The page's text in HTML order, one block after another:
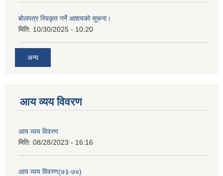
बोलपत्र स्विकृत गर्ने आशयको सूचना।
मिति: 10/30/2025 - 10:20
अन्य
आय व्यय विवरण
आय व्यय विवरण
मिति: 08/28/2023 - 16:16
आय व्यय विवरण(७३-७४)